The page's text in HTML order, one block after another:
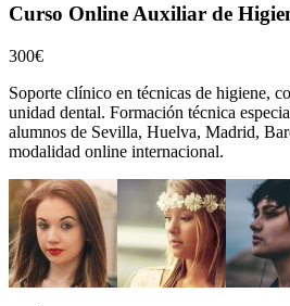
Curso Online Auxiliar de
300€
Soporte clínico en técnicas de higiene,
unidad dental. Formación técnica
alumnos de Sevilla, Huelva, Madrid,
modalidad online internacional.